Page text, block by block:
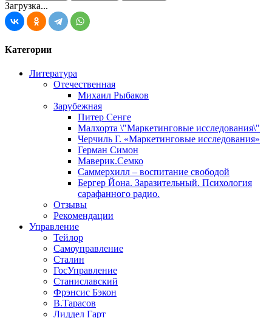
Загрузка...
Категории
Литература
Отечественная
Михаил Рыбаков
Зарубежная
Питер Сенге
Малхорта \"Маркетинговые исследования\"
Черчиль Г. «Маркетинговые исследования»
Герман Симон
Маверик.Семко
Саммерхилл – воспитание свободой
Бергер Йона. Заразительный. Психология
сарафанного радио.
Отзывы
Рекомендации
Управление
Тейлор
Самоуправление
Сталин
ГосУправление
Станиславский
Фрэнсис Бэкон
В.Тарасов
Лиддел Гарт